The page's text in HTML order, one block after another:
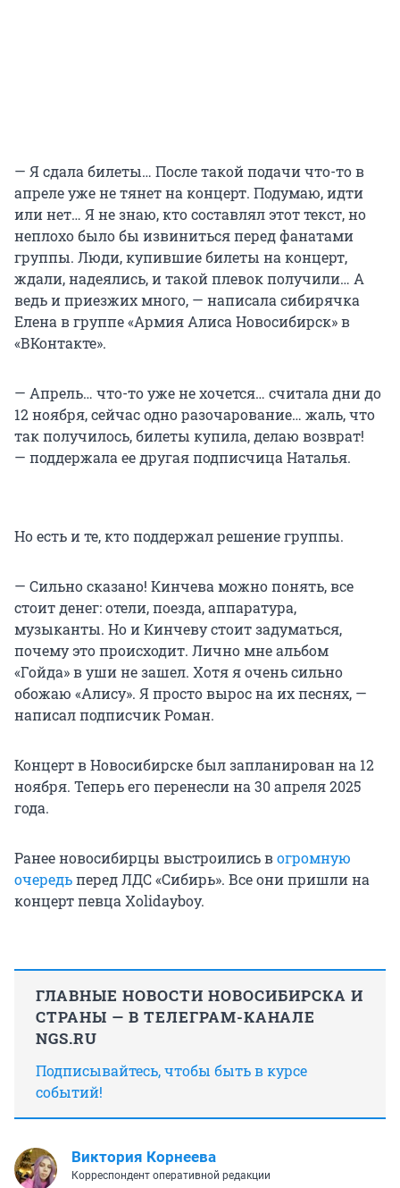
— Я сдала билеты… После такой подачи что-то в
апреле уже не тянет на концерт. Подумаю, идти
или нет… Я не знаю, кто составлял этот текст, но
неплохо было бы извиниться перед фанатами
группы. Люди, купившие билеты на концерт,
ждали, надеялись, и такой плевок получили… А
ведь и приезжих много, — написала сибирячка
Елена в группе «Армия Алиса Новосибирск» в
«ВКонтакте».
— Апрель… что-то уже не хочется… считала дни до
12 ноября, сейчас одно разочарование… жаль, что
так получилось, билеты купила, делаю возврат!
— поддержала ее другая подписчица Наталья.
Но есть и те, кто поддержал решение группы.
— Сильно сказано! Кинчева можно понять, все
стоит денег: отели, поезда, аппаратура,
музыканты. Но и Кинчеву стоит задуматься,
почему это происходит. Лично мне альбом
«Гойда» в уши не зашел. Хотя я очень сильно
обожаю «Алису». Я просто вырос на их песнях, —
написал подписчик Роман.
Концерт в Новосибирске был запланирован на 12
ноября. Теперь его перенесли на 30 апреля 2025
года.
Ранее новосибирцы выстроились вогромную
очередьперед ЛДС «Сибирь». Все они пришли на
концерт певца Xolidayboy.
ГЛАВНЫЕ НОВОСТИ НОВОСИБИРСКА И
СТРАНЫ — В ТЕЛЕГРАМ-КАНАЛЕ
NGS.RU
Подписывайтесь, чтобы быть в курсе
событий!
Виктория Корнеева
Корреспондент оперативной редакции